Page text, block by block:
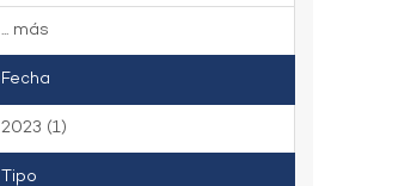
... más
Fecha
2023 (1)
Tipo